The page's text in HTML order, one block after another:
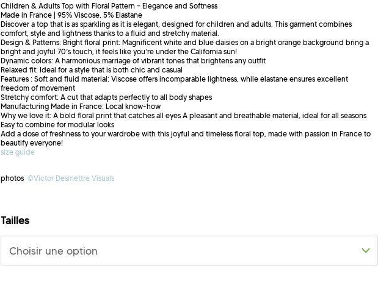
Children & Adults Top with Floral Pattern – Elegance and Softness
Made in France | 95% Viscose, 5% Elastane
Discover a top that is as sparkling as it is elegant, designed for children and adults. This garment combines
comfort, style and lightness thanks to a fluid and stretchy material.
Design & Patterns: Bright floral print: Magnificent white and blue daisies on a bright orange background bring a
bright and joyful 70’s touch, it feels like you’re under the California sun!
Dynamic colors: A harmonious marriage of vibrant tones that brightens any outfit
Relaxed fit: Ideal for a style that is both chic and casual
Features : Soft and fluid material: Viscose offers incomparable lightness, while elastane ensures excellent
freedom of movement
Stretchy comfort: A cut that adapts perfectly to all body shapes
Manufacturing Made in France: Local know-how
Why we love it: A bold floral print that catches all eyes A pleasant and breathable material, ideal for all seasons
Easy to combine for modular looks
Add a dose of freshness to your wardrobe with this joyful and timeless floral top, made with passion in France to
beautify everyone!
size guide
photos ©Victor Desmettre Visuals
Tailles